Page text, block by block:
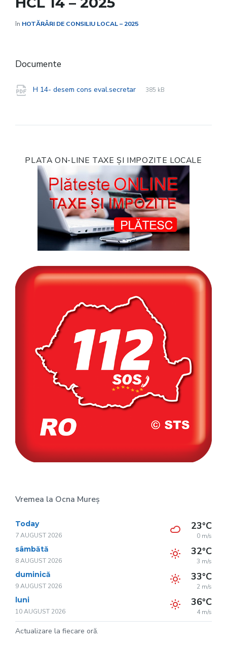
în HOTĂRÂRI DE CONSILIU LOCAL – 2025
Documente
H 14- desem cons eval.secretar
File
pdf
File
385 kB
PLATA ON-LINE TAXE ȘI IMPOZITE LOCALE
Vremea la Ocna Mureș
Today
7 AUGUST 2026
23°C
0 m/s
sâmbătă
8 AUGUST 2026
32°C
3 m/s
duminică
9 AUGUST 2026
33°C
2 m/s
luni
10 AUGUST 2026
36°C
4 m/s
Actualizare la fiecare oră.